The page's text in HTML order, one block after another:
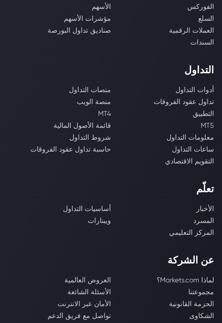
الفوركس
الأسهم
السلع
مؤشرات الأسهم
العملات الرقمية
صناديق تداول البورصة
السندات
التداول
أدوات التداول
منصات التداول
تداول عقود الفروقات
منصة الويب
التطبيق
MT4
MT5
قائمة الأصول المالية
معلومات التداول
شروط التداول
ساعات التداول
حاسبة تداول عقود الفروقات
التقويم الاقتصادي
تعلّم
الأخبار
أساسيات التداول
المسرد
ويبنارات
المركز التعليمي
عن الشركة
لماذا Markets.com؟
العروض العالمية
مجموعتنا
الأسئلة الشائعة
الحزمة القانونية
الأمان عبر الانترنت
الشكاوى
تواصل مع فريق الدعم